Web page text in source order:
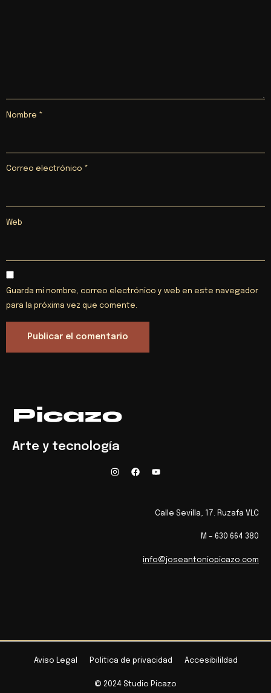
Nombre *
Correo electrónico *
Web
Guarda mi nombre, correo electrónico y web en este navegador
para la próxima vez que comente.
Arte y tecnología
Calle Sevilla, 17. Ruzafa VLC
M – 630 664 380
info@joseantoniopicazo.com
© 2024 Studio Picazo
Aviso Legal Politica de privacidad Accesibilildad